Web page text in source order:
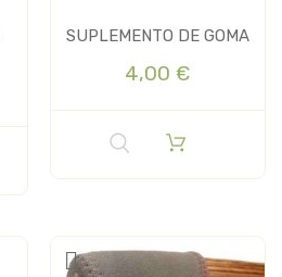
SUPLEMENTO DE GOMA
4,00 €